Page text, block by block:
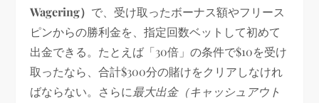
Wagering） で、受け取ったボーナス額やフリース
ピンからの勝利金を、指定回数ベットして初めて
出金できる。たとえば「30倍」の条件で$10を受け
取ったなら、合計$300分の賭けをクリアしなけれ
ばならない。さらに最大出金（キャッシュアウト